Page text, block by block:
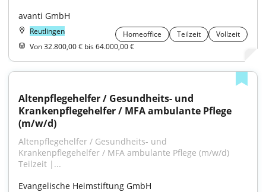
avanti GmbH
Reutlingen Homeoffice Teilzeit
Vollzeit
Von 32.800,00 € bis 64.000,00 €
Altenpflegehelfer / Gesundheits- und
Krankenpflegehelfer / MFA ambulante Pflege
(m/w/d)
Altenpflegehelfer / Gesundheits- und
Krankenpflegehelfer / MFA ambulante Pflege (m/w/d)
Teilzeit |...
Evangelische Heimstiftung GmbH